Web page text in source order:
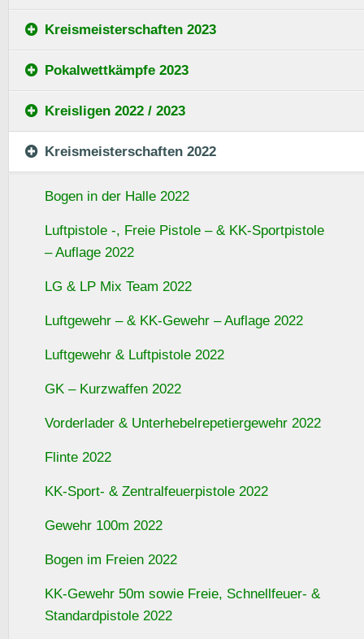
Kreismeisterschaften 2023
Pokalwettkämpfe 2023
Kreisligen 2022 / 2023
Kreismeisterschaften 2022
Bogen in der Halle 2022
Luftpistole -, Freie Pistole – & KK-Sportpistole
– Auflage 2022
LG & LP Mix Team 2022
Luftgewehr – & KK-Gewehr – Auflage 2022
Luftgewehr & Luftpistole 2022
GK – Kurzwaffen 2022
Vorderlader & Unterhebelrepetiergewehr 2022
Flinte 2022
KK-Sport- & Zentralfeuerpistole 2022
Gewehr 100m 2022
Bogen im Freien 2022
KK-Gewehr 50m sowie Freie, Schnellfeuer- &
Standardpistole 2022